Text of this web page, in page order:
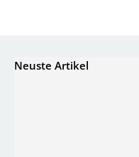
Neuste Artikel